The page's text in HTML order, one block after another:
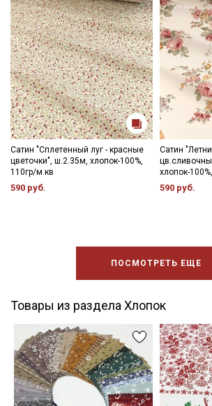
Сатин "Сплетенный луг - красные
цветочки", ш.2.35м, хлопок-100%,
110гр/м.кв
590 руб.
Сатин
хлопок-
590 руб.
ПОСМОТРЕТЬ ЕЩЕ
Товары из раздела Хлопок